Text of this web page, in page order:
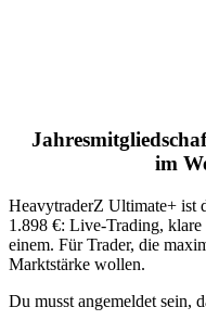
im
HeavytraderZ Ultimate+ ist
1.898 €: Live-Trading, klare
einem. Für Trader, die
Marktstärke wollen.
Du musst angemeldet sein,